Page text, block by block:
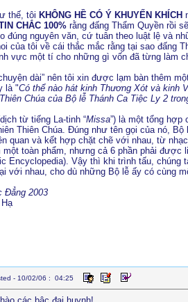
thế, tôi KHÔNG HỀ CÓ Ý KHUYẾN KHÍCH
CHẮC 100%rằng đấng Thẩm Quyền rồi
đúng nguyên văn, cứ tuân theo luật lệ và
của tôi về cái thắc mắc rằng tại sao đấng
vực một tí cho những gì vốn đã từng làm
dài” nên tôi xin được lạm bàn thêm
là "Có thể nào hát kinh Thương Xót và kinh
Chúa của Bộ lễ Thánh Ca Tiệc Ly 2
từ tiếng La-tinh “Missa”) là một tổng hợp
Thiên Chúa. Đúng như tên gọi của nó,
quan và kết hợp chặt chẽ với nhau, từ
một toàn phẩm, nhưng cả 6 phần phải được
Encyclopedia). Vậy thì khi trình tấu, chúng
với nhau, cho dù những Bộ lễ ấy có cùng
Đẳng 2003
- 10/02/06 : 04:25